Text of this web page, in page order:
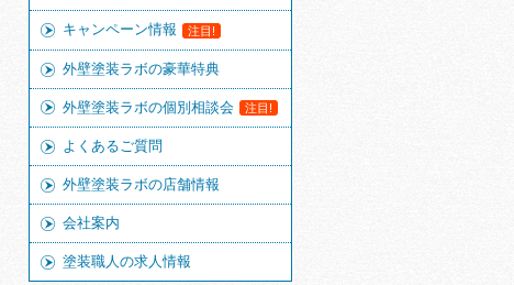
キャンペーン情報 注目!
外壁塗装ラボの豪華特典
外壁塗装ラボの個別相談会 注目!
よくあるご質問
外壁塗装ラボの店舗情報
会社案内
塗装職人の求人情報